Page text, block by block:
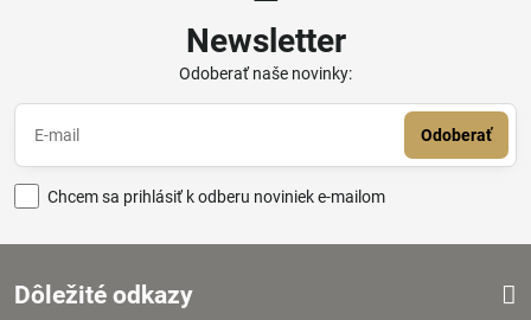
Newsletter
Odoberať naše novinky:
Odoberať
Chcem sa prihlásiť k odberu noviniek e-mailom
Dôležité odkazy